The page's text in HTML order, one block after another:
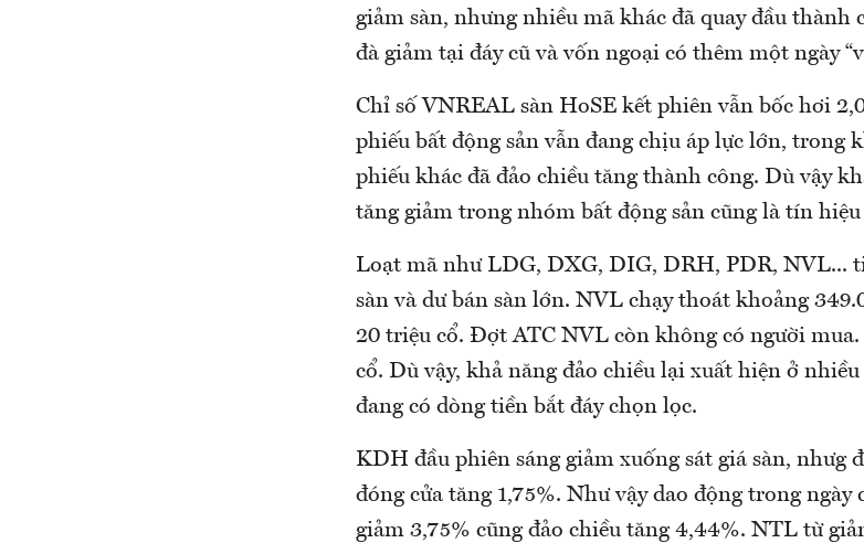
giảm sàn, nhưng nhiều mã khác đã quay đầu thành
đà giảm tại đáy cũ và vốn ngoại có thêm một ngày
Chỉ số VNREAL sàn HoSE kết phiên vẫn bốc hơi
phiếu bất động sản vẫn đang chịu áp lực lớn, trong
phiếu khác đã đảo chiều tăng thành công. Dù vậy
tăng giảm trong nhóm bất động sản cũng là tín
Loạt mã như LDG, DXG, DIG, DRH, PDR, NVL...
sàn và dư bán sàn lớn. NVL chạy thoát khoảng
20 triệu cổ. Đợt ATC NVL còn không có người mua.
cổ. Dù vậy, khả năng đảo chiều lại xuất hiện ở
đang có dòng tiền bắt đáy chọn lọc.
KDH đầu phiên sáng giảm xuống sát giá sàn, nhưg
đóng cửa tăng 1,75%. Như vậy dao động trong
giảm 3,75% cũng đảo chiều tăng 4,44%. NTL từ